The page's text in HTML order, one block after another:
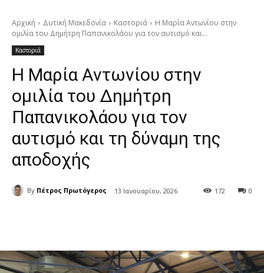
Αρχική Δυτική Μακεδονία Καστοριά
Η Μαρία Αντωνίου στην
ομιλία του Δημήτρη Παπανικολάου για τον αυτισμό και...
Καστοριά
Η Μαρία Αντωνίου στην
ομιλία του Δημήτρη
Παπανικολάου για τον
αυτισμό και τη δύναμη της
αποδοχής
By Πέτρος Πρωτόγερος 13 Ιανουαρίου, 2026 0
172